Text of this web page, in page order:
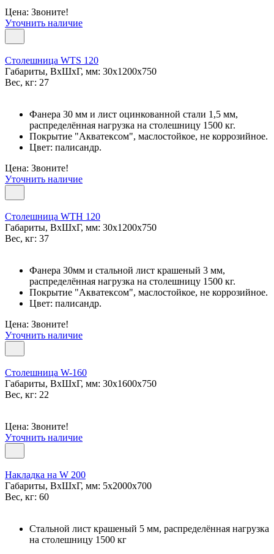
Цена: Звоните!
Уточнить наличие
Столешница WTS 120
Габариты, ВxШxГ, мм: 30x1200x750
Вес, кг: 27
Фанера 30 мм и лист оцинкованной стали 1,5 мм,
распределённая нагрузка на столешницу 1500 кг.
Покрытие "Акватексом", маслостойкое, не коррозийное.
Цвет: палисандр.
Цена: Звоните!
Уточнить наличие
Столешница WTH 120
Габариты, ВxШxГ, мм: 30x1200x750
Вес, кг: 37
Фанера 30мм и стальной лист крашеный 3 мм,
распределённая нагрузка на столешницу 1500 кг.
Покрытие "Акватексом", маслостойкое, не коррозийное.
Цвет: палисандр.
Цена: Звоните!
Уточнить наличие
Столешница W-160
Габариты, ВxШxГ, мм: 30x1600x750
Вес, кг: 22
Цена: Звоните!
Уточнить наличие
Накладка на W 200
Габариты, ВxШxГ, мм: 5x2000x700
Вес, кг: 60
Стальной лист крашеный 5 мм, распределённая нагрузка
на столешницу 1500 кг